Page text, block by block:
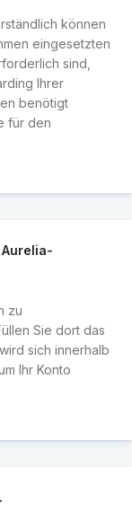
können
eingesetzten
sind,
Ihrer
benötigt
für den
zu
Sie dort das
sich innerhalb
Ihr Konto